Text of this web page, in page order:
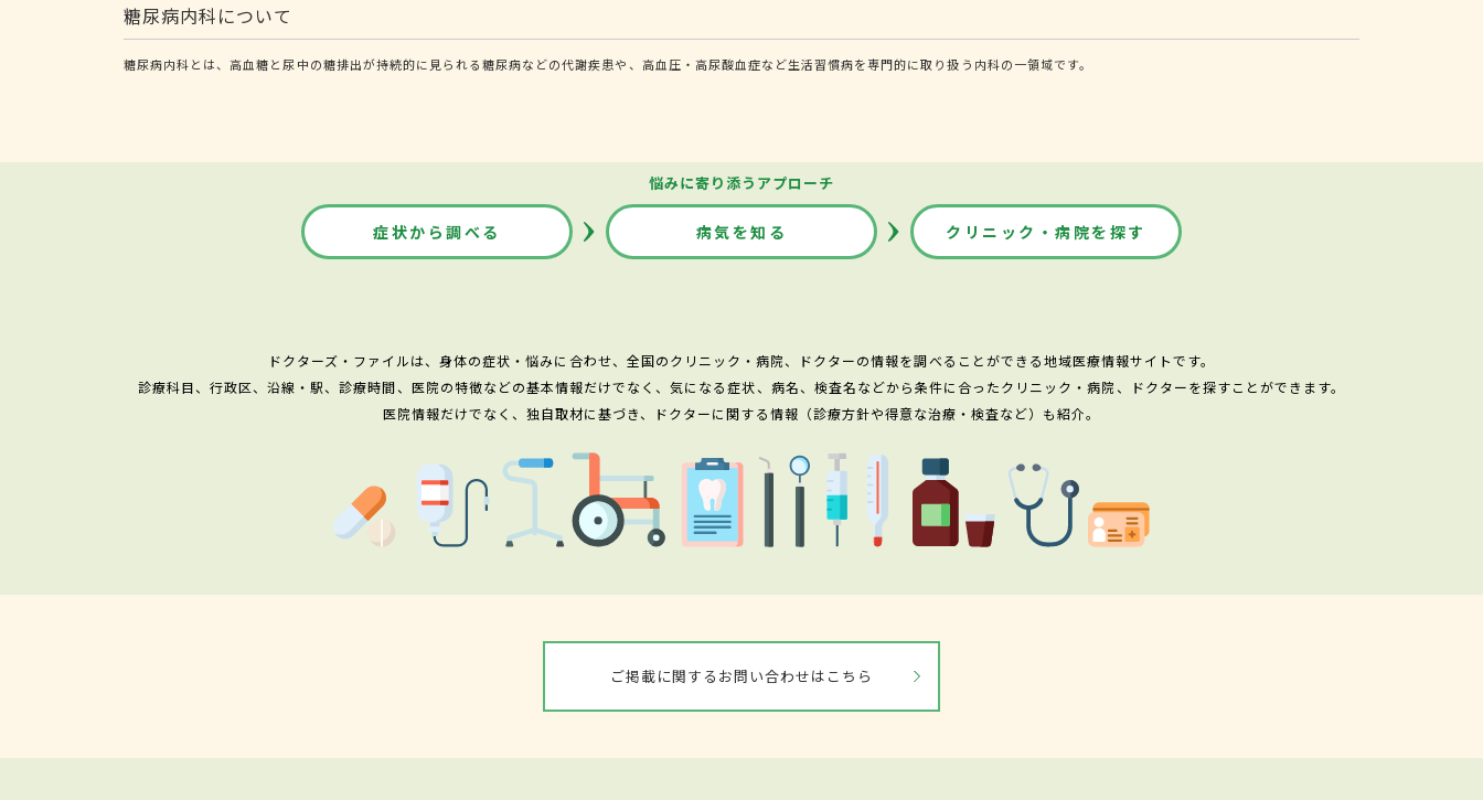
糖尿病内科について
糖尿病内科とは、高血糖と尿中の糖排出が持続的に見られる糖尿病などの代謝疾患や、高血圧・高尿酸血症など生活習慣病を専門的に取り扱う内科の一領域です。
悩みに寄り添うアプローチ
症状から調べる 病気を知る クリニック・病院を探す
ドクターズ・ファイルは、身体の症状・悩みに合わせ、全国のクリニック・病院、ドクターの情報を調べることができる地域医療情報サイトです。
診療科目、行政区、沿線・駅、診療時間、医院の特徴などの基本情報だけでなく、気になる症状、病名、検査名などから条件に合ったクリニック・病院、ドクターを探すことができます。
医院情報だけでなく、独自取材に基づき、ドクターに関する情報（診療方針や得意な治療・検査など）も紹介。
ご掲載に関するお問い合わせはこちら